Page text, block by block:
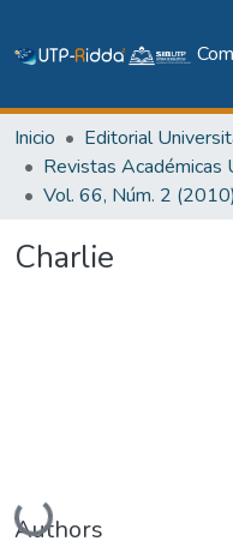
Inicio
Revistas Académicas
Charlie
Cargando...
Authors